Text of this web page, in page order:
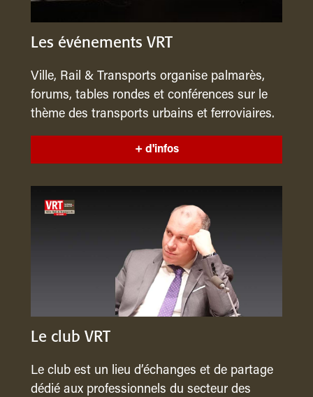
Les événements VRT
Ville, Rail & Transports organise palmarès,
forums, tables rondes et conférences sur le
thème des transports urbains et ferroviaires.
+ d'infos
Le club VRT
Le club est un lieu d’échanges et de partage
dédié aux professionnels du secteur des